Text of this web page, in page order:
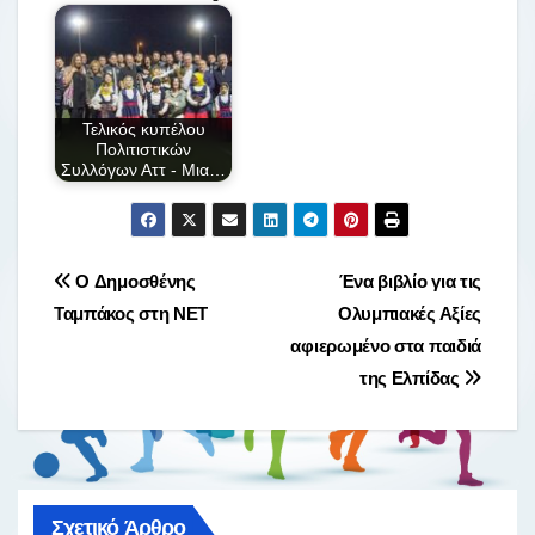
e
b
o
o
k
er
Τελικός κυπέλου
Πολιτιστικών
Συλλόγων Αττ - Μια…
Πλοήγηση
άρθρων
Ένα βιβλίο για τις
Ολυμπιακές Αξίες
αφιερωμένο στα παιδιά
της Ελπίδας
O Δημοσθένης
Ταμπάκος στη ΝΕΤ
Σχετικό Άρθρο